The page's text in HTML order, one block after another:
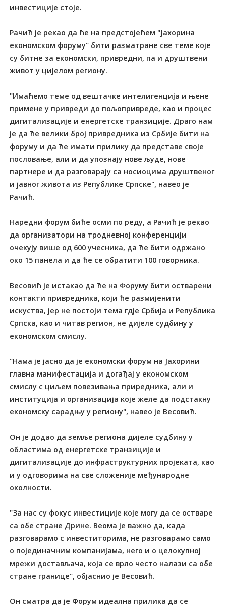
инвестиције стоје.
Рачић је рекао да ће на предстојећем "Јахорина
економском форуму" бити разматране све теме које
су битне за економски, привредни, па и друштвени
живот у цијелом региону.
"Имаћемо теме од вештачке интелигенција и њене
примене у привреди до пољопривреде, као и процес
дигитализације и енергетске транзиције. Драго нам
је да ће велики број привредника из Србије бити на
форуму и да ће имати прилику да представе своје
пословање, али и да упознају нове људе, нове
партнере и да разговарају са носиоцима друштвеног
и јавног живота из Републике Српске", навео је
Рачић.
Наредни форум биће осми по реду, а Рачић је рекао
да организатори на тродневној конференцији
очекују више од 600 учесника, да ће бити одржано
око 15 панела и да ће се обратити 100 говорника.
Весовић је истакао да ће на Форуму бити остварени
контакти привредника, који ће размијенити
искуства, јер не постоји тема гдје Србија и Република
Српска, као и читав регион, не дијеле судбину у
економском смислу.
"Нама је јасно да је економски форум на Јахорини
главна манифестација и догађај у економском
смислу с циљем повезивања приредника, али и
институција и организација које желе да подстакну
економску сарадњу у региону", навео је Весовић.
Он је додао да земље региона дијеле судбину у
областима од енергетске транзиције и
дигитализације до инфраструктурних пројеката, као
и у одговорима на све сложеније међународне
околности.
"За нас су фокус инвестиције које могу да се остваре
са обе стране Дрине. Веома је важно да, када
разговарамо с инвеститорима, не разговарамо само
о појединачним компанијама, него и о целокупној
мрежи достављача, која се врло често налази са обе
стране границе", објаснио је Весовић.
Он сматра да је Форум идеална прилика да се